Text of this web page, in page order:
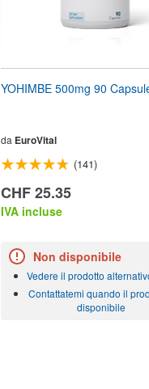
YOHIMBE 500mg 90
da EuroVital
(141)
CHF 25.35
IVA incluse
Non disponibile
Vedere il prodotto
Contattatemi quando il
disponibile